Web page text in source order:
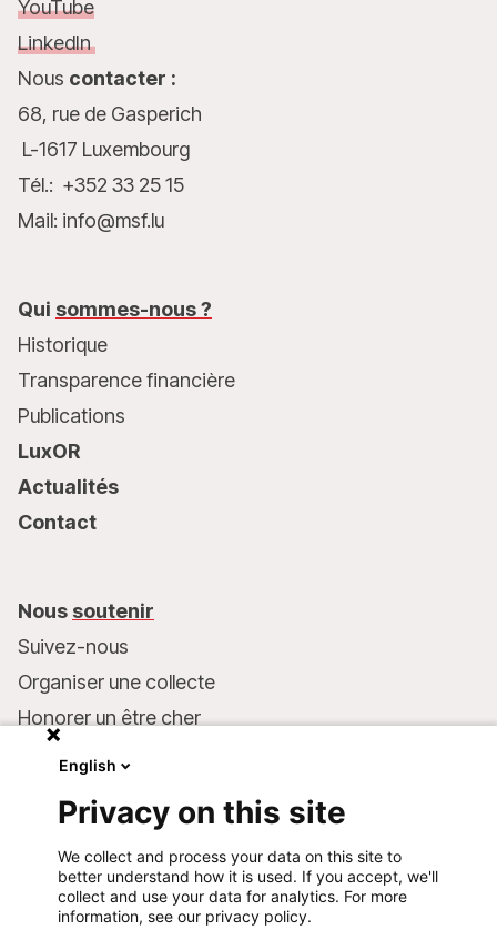
YouTube
LinkedIn
Nous contacter :
68, rue de Gasperich
L-1617 Luxembourg
Tél.: +352 33 25 15
Mail: info@msf.lu
Qui sommes-nous ?
Historique
Transparence financière
Publications
LuxOR
Actualités
Contact
Nous soutenir
Suivez-nous
Organiser une collecte
Honorer un être cher
Faire un don
Coordonnées bancaires :
LU75 1111 0000 4848 0000
Comportement responsable
English
Privacy on this site
We collect and process your data on this site to
better understand how it is used. If you accept, we'll
collect and use your data for analytics. For more
information, see our privacy policy.